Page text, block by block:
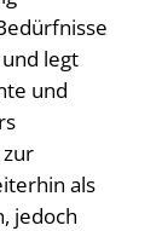
legt
und
als
jedoch